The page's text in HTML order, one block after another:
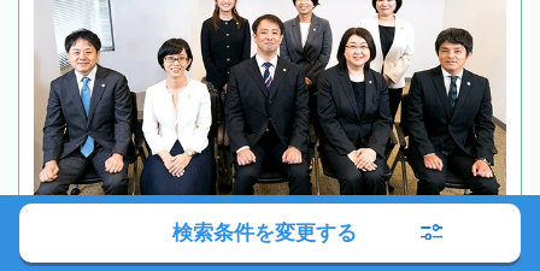
検索条件を変更する